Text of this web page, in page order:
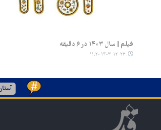
فیلم | سال ۱۴۰۳ در ۶ دقیقه
۱۴۰۳-۱۲-۲۳ ۱۱:۲۰